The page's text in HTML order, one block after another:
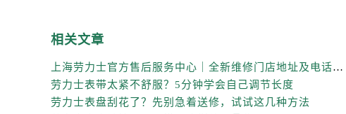
相关文章
上海劳力士官方售后服务中心｜全新维修门店地址及电话权威信息公示（2026年6月最新）
劳力士表带太紧不舒服？5分钟学会自己调节长度
劳力士表盘刮花了？先别急着送修，试试这几种方法